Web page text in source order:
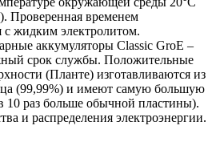
Проверенная временем
с жидким электролитом.
аккумуляторы Classic GroE –
срок службы. Положительные
(Планте) изготавливаются из
(99,99%) и имеют самую большую
10 раз больше обычной пластины).
и распределения электроэнергии.